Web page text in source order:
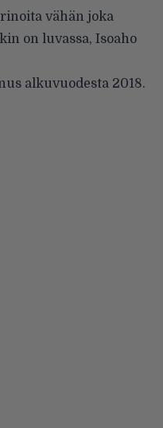
vähän joka
on luvassa, Isoaho
alkuvuodesta 2018.